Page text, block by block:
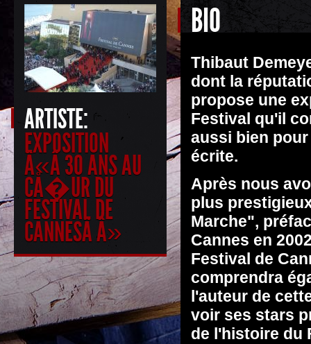
ARTISTE:
EXPOSITION
Â«Â 30 ANS AU
CÅ�UR DU
FESTIVAL DE
CANNESÂ Â»
BIO
Thibaut
dont la
propose une
Festival qu'il
aussi bien
écrite.
Après nous
plus
Marche",
Cannes en
Festival de
comprendra
l'auteur de
voir ses stars
de l'histoire du